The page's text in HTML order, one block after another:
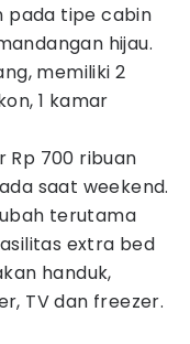
pada tipe cabin
hijau.
memiliki 2
1 kamar
Rp 700 ribuan
saat weekend.
terutama
extra bed
handuk,
TV dan freezer.